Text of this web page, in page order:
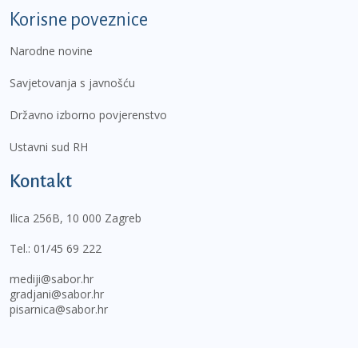
Korisne poveznice
Narodne novine
Savjetovanja s javnošću
Državno izborno povjerenstvo
Ustavni sud RH
Kontakt
Ilica 256B, 10 000 Zagreb
Tel.: 01/45 69 222
mediji@sabor.hr
gradjani@sabor.hr
pisarnica@sabor.hr